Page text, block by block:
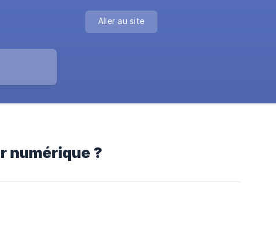
Aller au site
numérique ?